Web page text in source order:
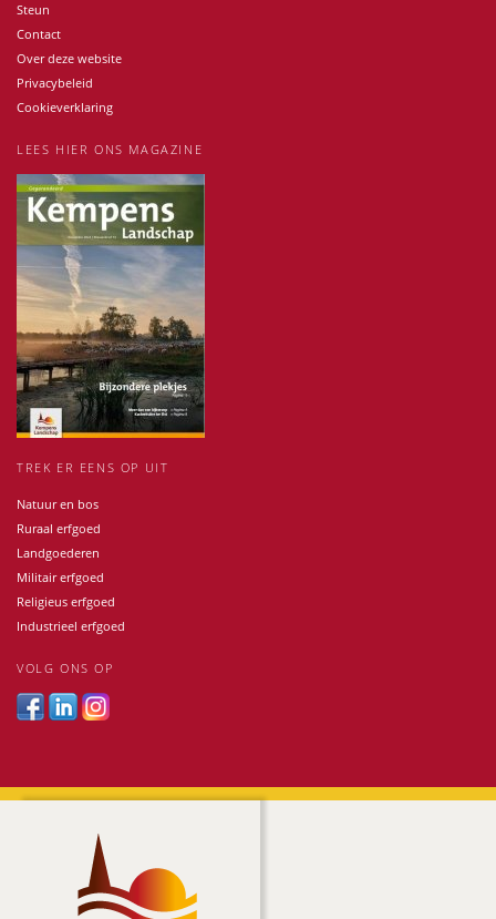
Steun
Contact
Over deze website
Privacybeleid
Cookieverklaring
LEES HIER ONS MAGAZINE
TREK ER EENS OP UIT
Natuur en bos
Ruraal erfgoed
Landgoederen
Militair erfgoed
Religieus erfgoed
Industrieel erfgoed
VOLG ONS OP